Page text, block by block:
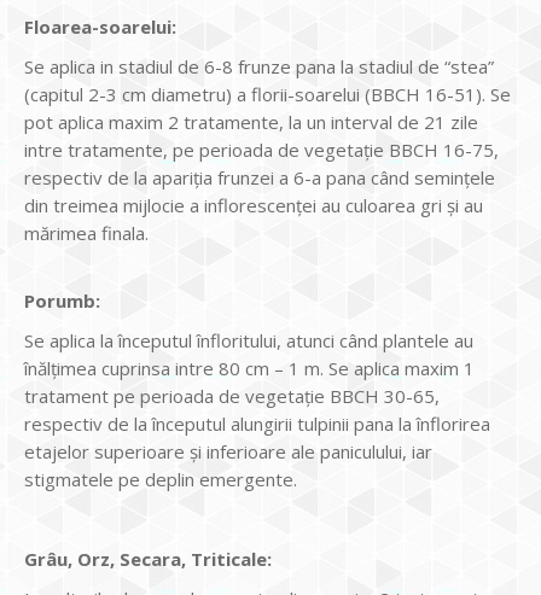
Floarea-soarelui:
Se aplica in stadiul de 6-8 frunze pana la stadiul de “stea”
(capitul 2-3 cm diametru) a florii-soarelui (BBCH 16-51). Se
pot aplica maxim 2 tratamente, la un interval de 21 zile
intre tratamente, pe perioada de vegetație BBCH 16-75,
respectiv de la apariția frunzei a 6-a pana când semințele
din treimea mijlocie a inflorescenței au culoarea gri și au
mărimea finala.
Porumb:
Se aplica la începutul înfloritului, atunci când plantele au
înălțimea cuprinsa intre 80 cm – 1 m. Se aplica maxim 1
tratament pe perioada de vegetație BBCH 30-65,
respectiv de la începutul alungirii tulpinii pana la înflorirea
etajelor superioare și inferioare ale paniculului, iar
stigmatele pe deplin emergente.
Grâu, Orz, Secara, Triticale: